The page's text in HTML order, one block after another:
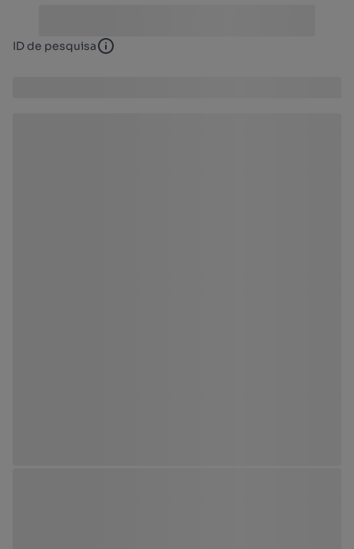
ID de pesquisa ID de pesquisa